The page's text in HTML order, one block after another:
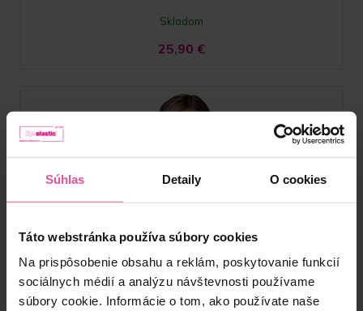
Súhlas Detaily O cookies
Táto webstránka používa súbory cookies
Na prispôsobenie obsahu a reklám, poskytovanie funkcií
sociálnych médií a analýzu návštevnosti používame
súbory cookie. Informácie o tom, ako používate naše
Skladom
25,90 €